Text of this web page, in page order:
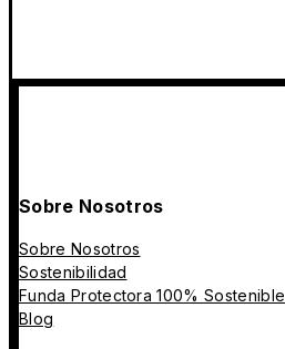
Sobre Nosotros
Sobre Nosotros
Sostenibilidad
Funda Protectora 100% Sostenible
Blog